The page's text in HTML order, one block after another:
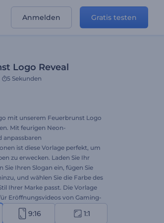
Anmelden Gratis testen
Logo Reveal
5 Sekunden
mit unserem Feuerbrunst Logo
Mit feurigen Neon-
anpassbaren
ist diese Vorlage perfekt, um
zu erwecken. Laden Sie Ihr
Sie Ihren Slogan ein, fügen Sie
und wählen Sie die Farbe des
Ihrer Marke passt. Die Vorlage
Eröffnungsvideos von Gaming-
Präsentationen,
Intros für
9:16 1:1